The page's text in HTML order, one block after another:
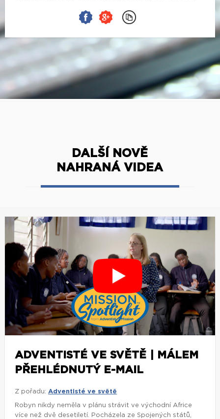
DALŠÍ NOVĚ
NAHRANÁ VIDEA
ADVENTISTÉ VE SVĚTĚ | MÁLEM
PŘEHLÉDNUTÝ E-MAIL
Z pořadu: Adventisté ve světě
Robyn nikdy neměla v plánu strávit ve východní Africe
více než dvě desetiletí. Pocházela ze Spojených států,